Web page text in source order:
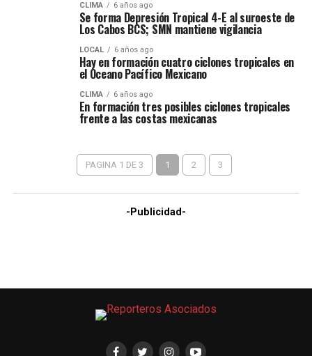
CLIMA 6 años ago
Se forma Depresión Tropical 4-E al suroeste de
Los Cabos BCS; SMN mantiene vigilancia
LOCAL 6 años ago
Hay en formación cuatro ciclones tropicales en
el Oceano Pacífico Mexicano
CLIMA 6 años ago
En formación tres posibles ciclones tropicales
frente a las costas mexicanas
PAGINA 1 DE 3 1 2 3
-Publicidad-